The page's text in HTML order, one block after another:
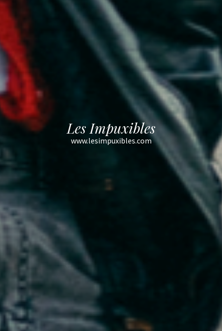
Les Impuxibles
www.lesimpuxibles.com